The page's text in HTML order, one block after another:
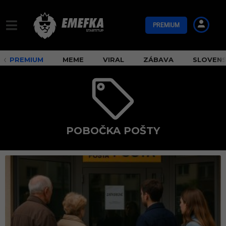
PREMIUM
PREMIUM MEME VIRAL ZÁBAVA
POBOČKA POŠTY
o